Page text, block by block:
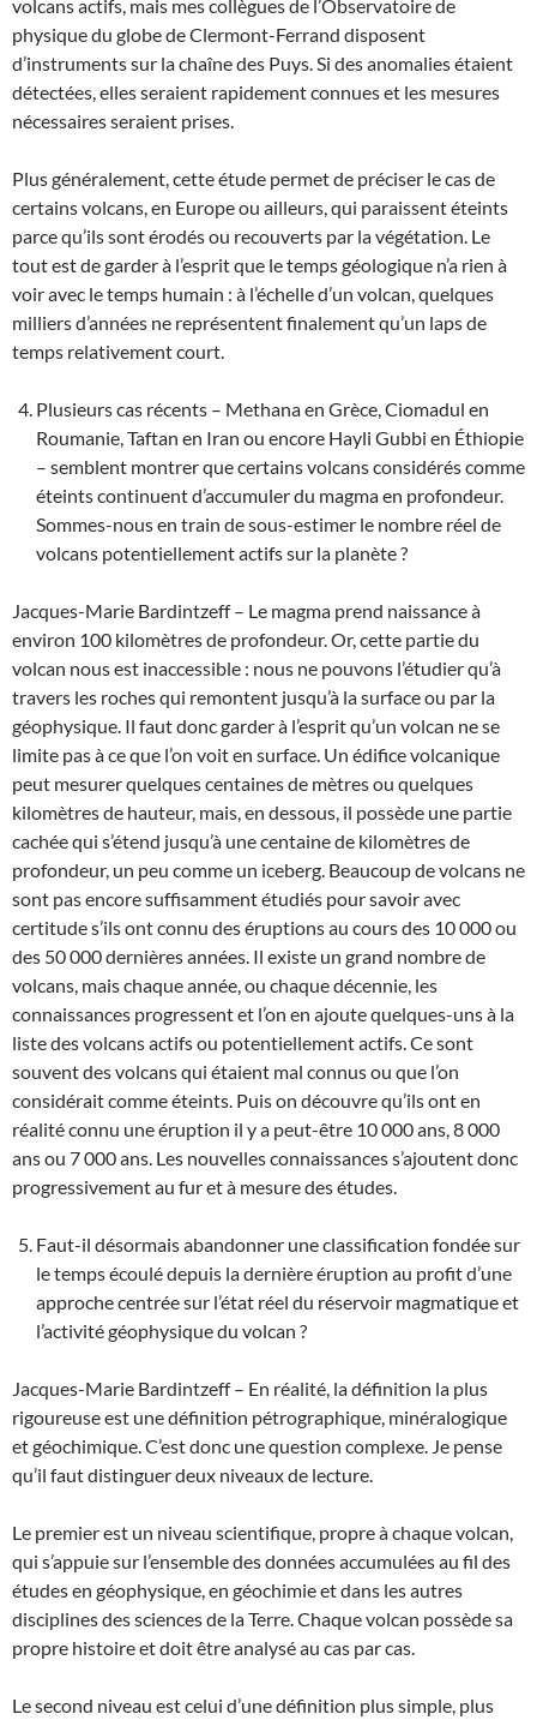
volcans actifs, mais mes collègues de l’Observatoire de
physique du globe de Clermont-Ferrand disposent
d’instruments sur la chaîne des Puys. Si des anomalies étaient
détectées, elles seraient rapidement connues et les mesures
nécessaires seraient prises.
Plus généralement, cette étude permet de préciser le cas de
certains volcans, en Europe ou ailleurs, qui paraissent éteints
parce qu’ils sont érodés ou recouverts par la végétation. Le
tout est de garder à l’esprit que le temps géologique n’a rien à
voir avec le temps humain : à l’échelle d’un volcan, quelques
milliers d’années ne représentent finalement qu’un laps de
temps relativement court.
Plusieurs cas récents – Methana en Grèce, Ciomadul en
Roumanie, Taftan en Iran ou encore Hayli Gubbi en Éthiopie
– semblent montrer que certains volcans considérés comme
éteints continuent d’accumuler du magma en profondeur.
Sommes-nous en train de sous-estimer le nombre réel de
volcans potentiellement actifs sur la planète ?
Jacques-Marie Bardintzeff – Le magma prend naissance à
environ 100 kilomètres de profondeur. Or, cette partie du
volcan nous est inaccessible : nous ne pouvons l’étudier qu’à
travers les roches qui remontent jusqu’à la surface ou par la
géophysique. Il faut donc garder à l’esprit qu’un volcan ne se
limite pas à ce que l’on voit en surface. Un édifice volcanique
peut mesurer quelques centaines de mètres ou quelques
kilomètres de hauteur, mais, en dessous, il possède une partie
cachée qui s’étend jusqu’à une centaine de kilomètres de
profondeur, un peu comme un iceberg. Beaucoup de volcans ne
sont pas encore suffisamment étudiés pour savoir avec
certitude s’ils ont connu des éruptions au cours des 10 000 ou
des 50 000 dernières années. Il existe un grand nombre de
volcans, mais chaque année, ou chaque décennie, les
connaissances progressent et l’on en ajoute quelques-uns à la
liste des volcans actifs ou potentiellement actifs. Ce sont
souvent des volcans qui étaient mal connus ou que l’on
considérait comme éteints. Puis on découvre qu’ils ont en
réalité connu une éruption il y a peut-être 10 000 ans, 8 000
ans ou 7 000 ans. Les nouvelles connaissances s’ajoutent donc
progressivement au fur et à mesure des études.
Faut-il désormais abandonner une classification fondée sur
le temps écoulé depuis la dernière éruption au profit d’une
approche centrée sur l’état réel du réservoir magmatique et
l’activité géophysique du volcan ?
Jacques-Marie Bardintzeff – En réalité, la définition la plus
rigoureuse est une définition pétrographique, minéralogique
et géochimique. C’est donc une question complexe. Je pense
qu’il faut distinguer deux niveaux de lecture.
Le premier est un niveau scientifique, propre à chaque volcan,
qui s’appuie sur l’ensemble des données accumulées au fil des
études en géophysique, en géochimie et dans les autres
disciplines des sciences de la Terre. Chaque volcan possède sa
propre histoire et doit être analysé au cas par cas.
Le second niveau est celui d’une définition plus simple, plus